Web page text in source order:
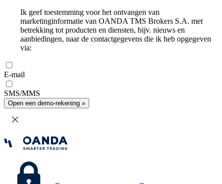
Ik geef toestemming voor het ontvangen van
marketinginformatie van OANDA TMS Brokers S.A. met
betrekking tot producten en diensten, bijv. nieuws en
aanbiedingen, naar de contactgegevens die ik heb opgegeven
via:
E-mail
SMS/MMS
Open een demo-rekening »